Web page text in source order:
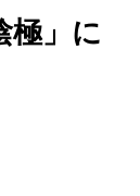
極」に